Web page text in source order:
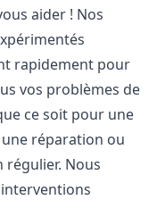
aider ! Nos
rapidement pour
vos problèmes de
ce soit pour une
réparation ou
régulier. Nous